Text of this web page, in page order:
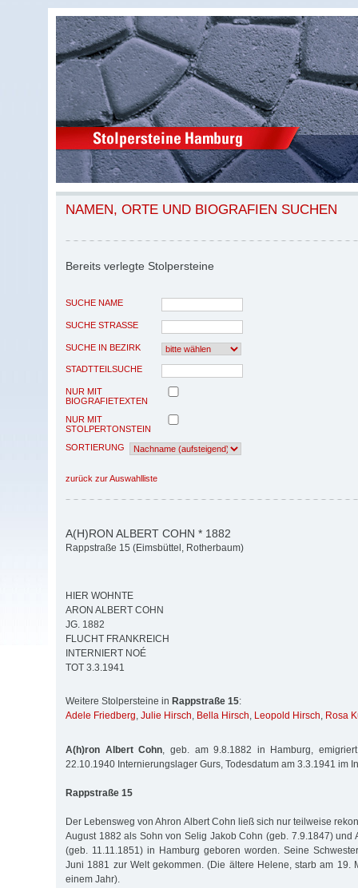
NAMEN, ORTE UND BIOGRAFIEN SUCHEN
Bereits verlegte Stolpersteine
SUCHE NAME
SUCHE STRASSE
SUCHE IN BEZIRK
STADTTEILSUCHE
NUR MIT
BIOGRAFIETEXTEN
NUR MIT
STOLPERTONSTEIN
SORTIERUNG
zurück zur Auswahlliste
A(H)RON ALBERT COHN * 1882
Rappstraße 15 (Eimsbüttel, Rotherbaum)
HIER WOHNTE
ARON ALBERT COHN
JG. 1882
FLUCHT FRANKREICH
INTERNIERT NOÉ
TOT 3.3.1941
Weitere Stolpersteine in Rappstraße 15:
Adele Friedberg, Julie Hirsch, Bella Hirsch, Leopold Hirsch, Rosa
A(h)ron Albert Cohn , geb. am 9.8.1882 in Hamburg,
22.10.1940 Internierungslager Gurs, Todesdatum am 3.3.1941 im
Rappstraße 15
Der Lebensweg von Ahron Albert Cohn ließ sich nur teilweise
August 1882 als Sohn von Selig Jakob Cohn (geb. 7.9.1847) und
(geb. 11.11.1851) in Hamburg geboren worden. Seine
Juni 1881 zur Welt gekommen. (Die ältere Helene, starb am 19.
einem Jahr).